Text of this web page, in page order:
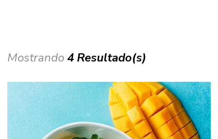
Mostrando4 Resultado(s)